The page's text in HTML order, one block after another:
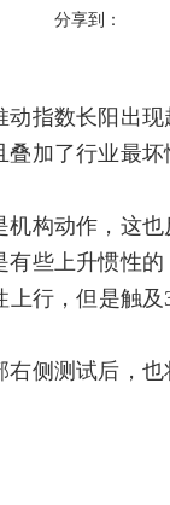
分享到：
指数长阳出
加了行业最坏
构动作，这也
些上升惯性的
行，但是触及
侧测试后，